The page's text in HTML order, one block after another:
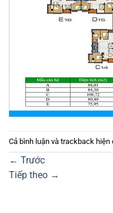
Cả bình luận và trackback hiện
← Trước
Tiếp theo →